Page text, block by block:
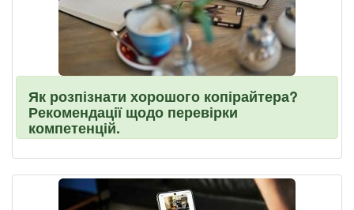
Як розпізнати хорошого копірайтера?
Рекомендації щодо перевірки
компетенцій.